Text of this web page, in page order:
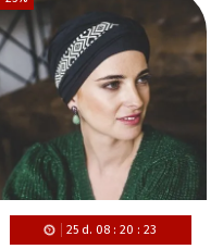
25 d. 08 :20 :22